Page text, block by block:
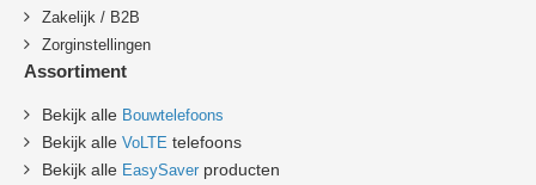
Zakelijk / B2B
Zorginstellingen
Assortiment
Bekijk alle Bouwtelefoons
Bekijk alle VoLTE telefoons
Bekijk alle EasySaver producten